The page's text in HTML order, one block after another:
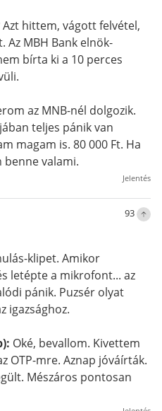
Azt hittem, vágott felvétel,
Az MBH Bank elnök-
bírta ki a 10 perces
az MNB-nél dolgozik.
teljes pánik van
magam is. 80 000 Ft. Ha
valami.
Jelentés
93
klipet. Amikor
letépte a mikrofont... az
pánik. Puzsér olyat
igazsághoz.
Oké, bevallom. Kivettem
OTP-mre. Aznap jóváírták.
Mészáros pontosan